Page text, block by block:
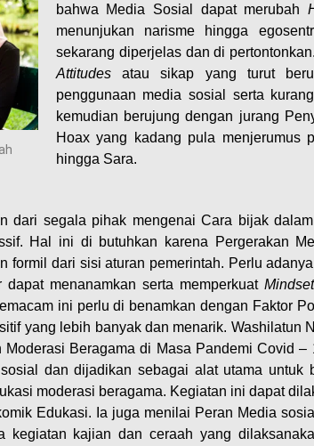
bahwa Media Sosial dapat merubah
menunjukan narisme hingga
sekarang diperjelas dan di
Attitudesatau sikap yang turut
penggunaan media sosial serta
kemudian berujung dengan jurang
Hoax yang kadang pula menjerumus
hingga Sara.
dari segala pihak mengenai Cara bijak
Hal ini di butuhkan karena Pergerakan
formil dari sisi aturan pemerintah. Perlu
dapat menanamkan serta memperkuat Mindset
ini perlu di benamkan dengan Faktor
yang lebih banyak dan menarik. Washilatun
Beragama di Masa Pandemi Covid
dan dijadikan sebagai alat utama untuk
moderasi beragama. Kegiatan ini dapat
Edukasi. Ia juga menilai Peran Media
kegiatan kajian dan ceraah yang